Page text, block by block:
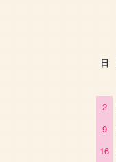
日
2
9
16